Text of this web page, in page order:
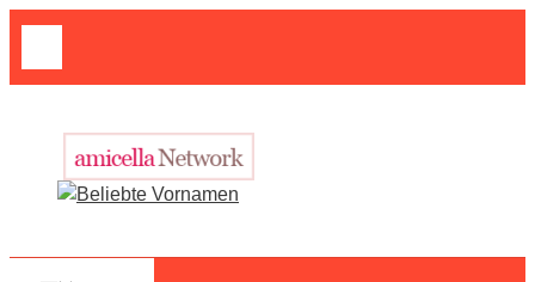
Zum